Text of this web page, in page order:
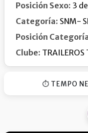
Posición Sexo: 3
Categoría: SNM-
Posición
Clube: TRAILEROS
⏱ TEMPO